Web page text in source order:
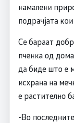
намалени
подрачјата
Се бараат
пченка од
да биде што е
исхрана на
е растително
-Во